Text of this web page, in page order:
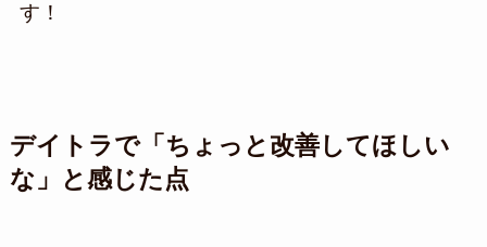
す！
デイトラで「ちょっと改善してほしい
な」と感じた点